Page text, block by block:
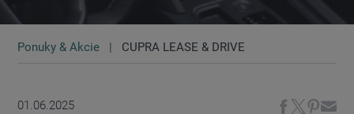
Ponuky & Akcie CUPRA LEASE & DRIVE
01.06.2025